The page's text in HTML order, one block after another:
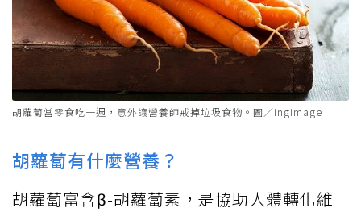
胡蘿蔔當零食吃一週，意外讓營養師戒掉垃圾食物。圖／ingimage
胡蘿蔔有什麼營養？
胡蘿蔔富含β-胡蘿蔔素，是協助人體轉化維